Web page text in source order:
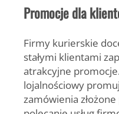
Promocje dla
Firmy kurierskie
stałymi klientami
atrakcyjne
lojalnościowy
zamówienia